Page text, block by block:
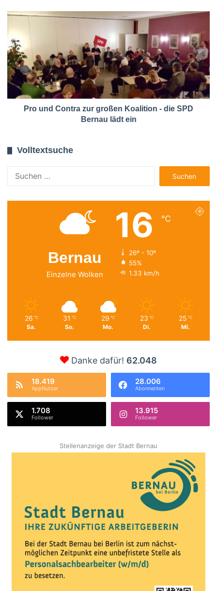
Pro und Contra zur großen Koalition - die SPD
Bernau lädt ein
Volltextsuche
nach:
Bernau
Einzelne Wolken
16 ℃
26º - 10º
55%
1.33 km/h
26 ℃
Sa.
31 ℃
So.
29 ℃
Mo.
23 ℃
Di.
25 ℃
Mi.
Danke dafür! 62.048
18.419
AppNutzer
28.006
Abonnenten
1.708
Follower
13.915
Follower
Stellenanzeige der Stadt Bernau